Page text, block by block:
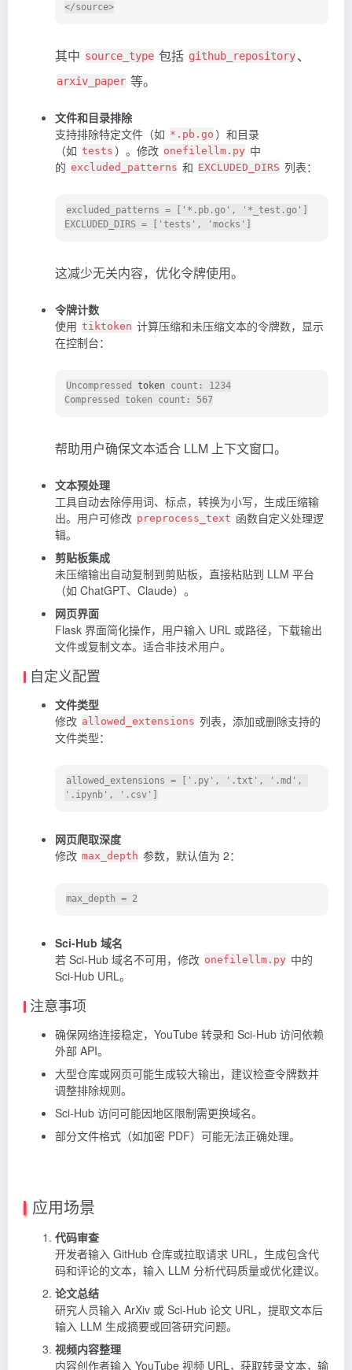
其中 source_type 包括 github_repository、
arxiv_paper 等。
文件和目录排除
支持排除特定文件（如 *.pb.go ）和目录
（如 tests ）。修改 onefilellm.py 中
的 excluded_patterns 和 EXCLUDED_DIRS 列表：
excluded_patterns = ['*.pb.go', '*_test.go']
这减少无关内容，优化令牌使用。
令牌计数
使用 tiktoken 计算压缩和未压缩文本的令牌数，显示
在控制台：
Uncompressed token count: 1234
帮助用户确保文本适合 LLM 上下文窗口。
文本预处理
工具自动去除停用词、标点，转换为小写，生成压缩输
出。用户可修改 preprocess_text 函数自定义处理逻
辑。
剪贴板集成
未压缩输出自动复制到剪贴板，直接粘贴到 LLM 平台
（如 ChatGPT、Claude）。
网页界面
Flask 界面简化操作，用户输入 URL 或路径，下载输出
文件或复制文本。适合非技术用户。
自定义配置
文件类型
修改 allowed_extensions 列表，添加或删除支持的
文件类型：
allowed_extensions = ['.py', '.txt', '.md',
网页爬取深度
修改 max_depth 参数，默认值为 2：
Sci-Hub 域名
若 Sci-Hub 域名不可用，修改 onefilellm.py 中的
Sci-Hub URL。
注意事项
确保网络连接稳定，YouTube 转录和 Sci-Hub 访问依赖
外部 API。
大型仓库或网页可能生成较大输出，建议检查令牌数并
调整排除规则。
Sci-Hub 访问可能因地区限制需更换域名。
部分文件格式（如加密 PDF）可能无法正确处理。
应用场景
代码审查
开发者输入 GitHub 仓库或拉取请求 URL，生成包含代
码和评论的文本，输入 LLM 分析代码质量或优化建议。
论文总结
研究人员输入 ArXiv 或 Sci-Hub 论文 URL，提取文本后
输入 LLM 生成摘要或回答研究问题。
视频内容整理
内容创作者输入 YouTube 视频 URL，获取转录文本，输